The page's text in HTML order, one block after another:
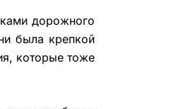
дорожного
была крепкой
которые тоже